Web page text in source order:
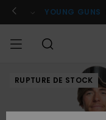
l'information
le
Se connecter /
YOUNG GUNS
HOMME
ma
RUPTURE DE STOCK